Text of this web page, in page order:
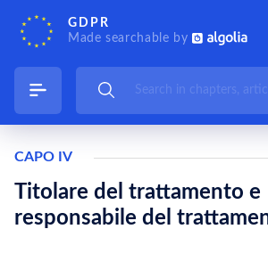
GDPR
Made searchable by
CAPO IV
Titolare del trattamento e
responsabile del